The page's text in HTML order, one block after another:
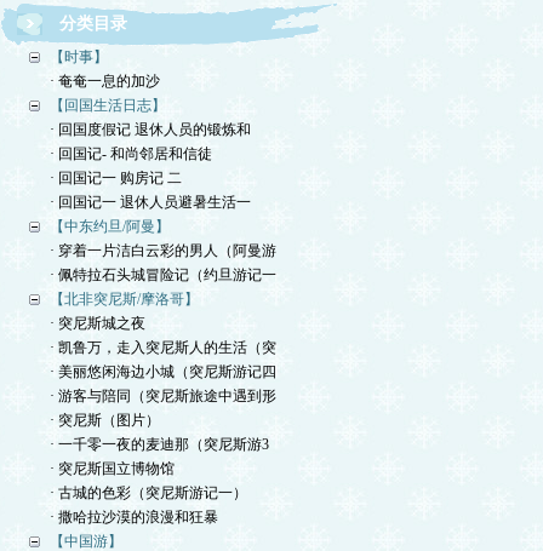
分类目录
【时事】
· 奄奄一息的加沙
【回国生活日志】
· 回国度假记 退休人员的锻炼和
· 回国记- 和尚邻居和信徒
· 回国记一 购房记 二
· 回国记一 退休人员避暑生活一
【中东约旦/阿曼】
· 穿着一片洁白云彩的男人（阿曼游
· 佩特拉石头城冒险记（约旦游记一
【北非突尼斯/摩洛哥】
· 突尼斯城之夜
· 凯鲁万，走入突尼斯人的生活（突
· 美丽悠闲海边小城（突尼斯游记四
· 游客与陪同（突尼斯旅途中遇到形
· 突尼斯（图片）
· 一千零一夜的麦迪那（突尼斯游3
· 突尼斯国立博物馆
· 古城的色彩（突尼斯游记一）
· 撒哈拉沙漠的浪漫和狂暴
【中国游】